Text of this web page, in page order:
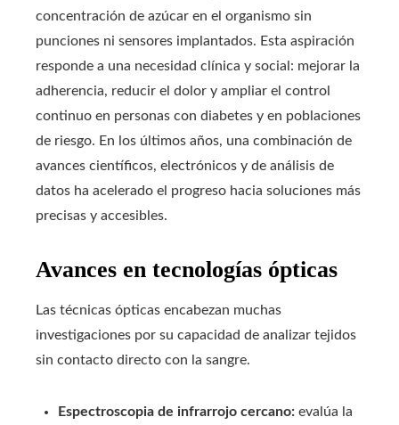
concentración de azúcar en el organismo sin
punciones ni sensores implantados. Esta aspiración
responde a una necesidad clínica y social: mejorar la
adherencia, reducir el dolor y ampliar el control
continuo en personas con diabetes y en poblaciones
de riesgo. En los últimos años, una combinación de
avances científicos, electrónicos y de análisis de
datos ha acelerado el progreso hacia soluciones más
precisas y accesibles.
Avances en tecnologías ópticas
Las técnicas ópticas encabezan muchas
investigaciones por su capacidad de analizar tejidos
sin contacto directo con la sangre.
Espectroscopia de infrarrojo cercano: evalúa la